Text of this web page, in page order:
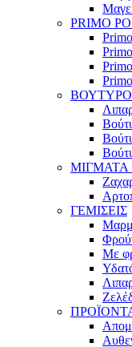
PRIMO
ΜΙΓΜΑΤΑ
ΓΕΜΙΣΕΙΣ
Με